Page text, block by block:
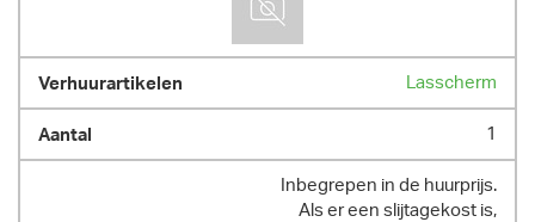
Lasscherm
1
Inbegrepen in de huurprijs.
Als er een slijtagekost is,